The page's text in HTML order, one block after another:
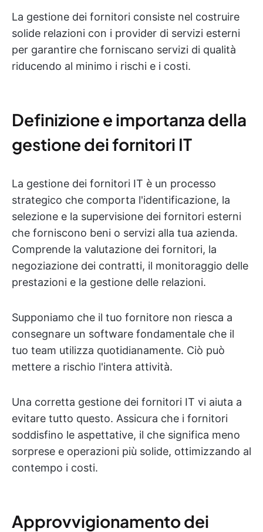
La gestione dei fornitori consiste nel costruire
solide relazioni con i provider di servizi esterni
per garantire che forniscano servizi di qualità
riducendo al minimo i rischi e i costi.
Definizione e importanza della
gestione dei fornitori IT
La gestione dei fornitori IT è un processo
strategico che comporta l'identificazione, la
selezione e la supervisione dei fornitori esterni
che forniscono beni o servizi alla tua azienda.
Comprende la valutazione dei fornitori, la
negoziazione dei contratti, il monitoraggio delle
prestazioni e la gestione delle relazioni.
Supponiamo che il tuo fornitore non riesca a
consegnare un software fondamentale che il
tuo team utilizza quotidianamente. Ciò può
mettere a rischio l'intera attività.
Una corretta gestione dei fornitori IT vi aiuta a
evitare tutto questo. Assicura che i fornitori
soddisfino le aspettative, il che significa meno
sorprese e operazioni più solide, ottimizzando al
contempo i costi.
Approvvigionamento dei